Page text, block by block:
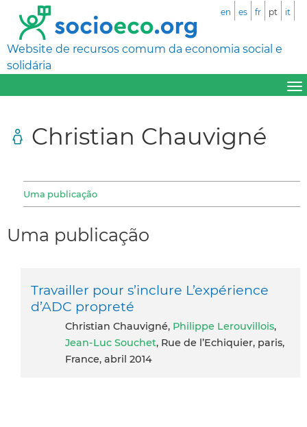
Website de recursos comum da economia social e
solidária
en es fr pt it
Christian Chauvigné
Uma publicação
Uma publicação
Travailler pour s’inclure L’expérience
d’ADC propreté
Christian Chauvigné, Philippe Lerouvillois,
Jean-Luc Souchet, Rue de l’Echiquier, paris,
France, abril 2014